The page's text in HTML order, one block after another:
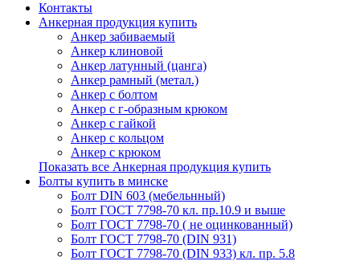
Контакты
Анкерная продукция купить
Анкер забиваемый
Анкер клиновой
Анкер латунный (цанга)
Анкер рамный (метал.)
Анкер с болтом
Анкер с г-образным крюком
Анкер с гайкой
Анкер с кольцом
Анкер с крюком
Показать все Анкерная продукция купить
Болты купить в минске
Болт DIN 603 (мебельнный)
Болт ГОСТ 7798-70 кл. пр.10.9 и выше
Болт ГОСТ 7798-70 ( не оцинкованный)
Болт ГОСТ 7798-70 (DIN 931)
Болт ГОСТ 7798-70 (DIN 933) кл. пр. 5.8